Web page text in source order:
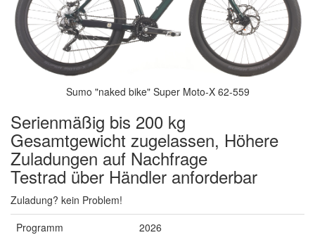
Sumo "naked bike" Super Moto-X 62-559
Serienmäßig bis 200 kg
Gesamtgewicht zugelassen, Höhere
Zuladungen auf Nachfrage
Testrad über Händler anforderbar
Zuladung? kein Problem!
Programm
2026